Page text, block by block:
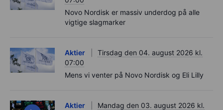
Novo Nordisk er massiv underdog på alle
vigtige slagmarker
Aktier
Tirsdag den 04. august 2026 kl.
07:00
Mens vi venter på Novo Nordisk og Eli Lilly
Aktier
Mandag den 03. august 2026 kl.